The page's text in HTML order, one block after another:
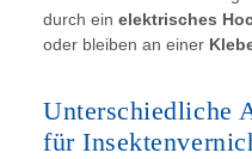
durch ein elektrisches
oder bleiben an einer
Unterschiedliche
für